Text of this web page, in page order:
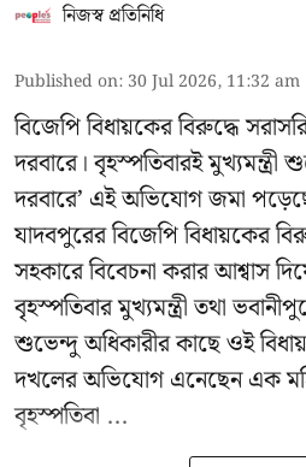
নিজস্ব প্রতিনিধি
Published on: 30 Jul 2026, 11:32 am
বিজেপি বিধায়কের বিরুদ্ধে
দরবারে। বৃহস্পতিবারই
দরবারে’ এই অভিযোগ জমা
যাদবপুরের বিজেপি বিধায়কের
সহকারে বিবেচনা করার আশ্বাস
বৃহস্পতিবার মুখ্যমন্ত্রী তথা
শুভেন্দু অধিকারীর কাছে ওই
দখলের অভিযোগ এনেছেন এক
বৃহস্পতিবা ...